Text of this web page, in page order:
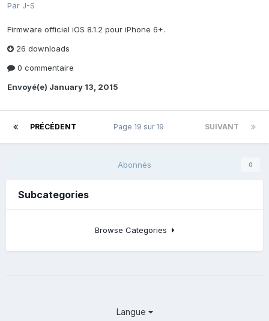
Par J-S
Firmware officiel iOS 8.1.2 pour iPhone 6+.
26 downloads
0 commentaire
Envoyé(e) January 13, 2015
PRÉCÉDENT SUIVANT
Page 19 sur 19
Abonnés 0
Subcategories
Browse Categories
Langue